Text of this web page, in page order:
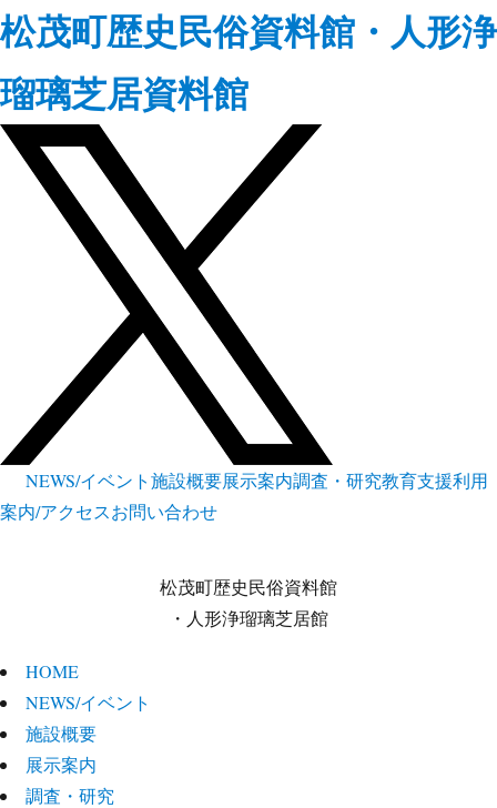
松茂町歴史民俗資料館・人形浄
瑠璃芝居資料館
NEWS/イベント施設概要展示案内調査・研究教育支援利用
案内/アクセスお問い合わせ
松茂町歴史民俗資料館
・人形浄瑠璃芝居館
HOME
NEWS/イベント
施設概要
展示案内
調査・研究